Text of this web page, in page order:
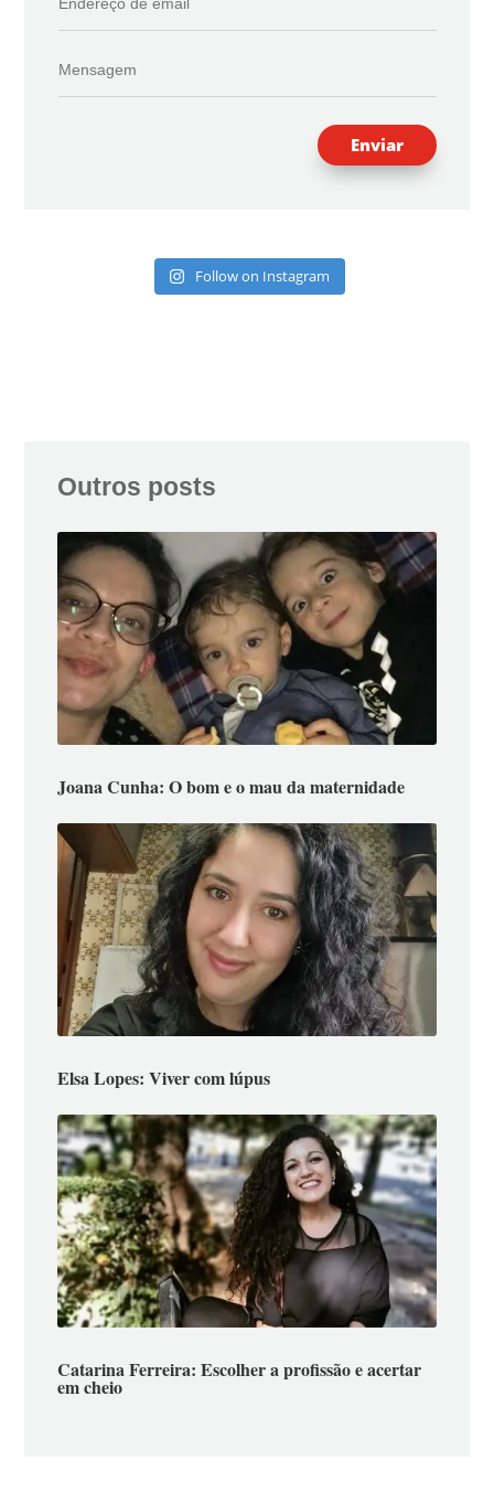
Enviar
Follow on Instagram
Outros posts
Joana Cunha: O bom e o mau da maternidade
Elsa Lopes: Viver com lúpus
Catarina Ferreira: Escolher a profissão e acertar
em cheio